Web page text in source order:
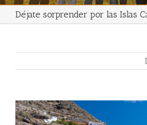
Déjate sorprender por las Islas
View
Larger